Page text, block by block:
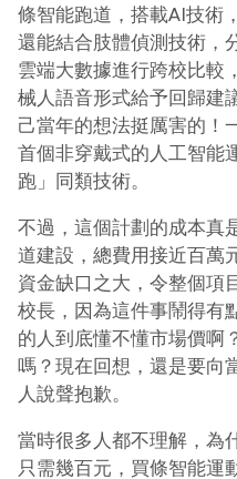
條智能跑道，搭載AI技術
還能結合肢體偵測技術，
雲端大數據進行跨校比較
械人語音形式給予回歸建
己當年的想法挺厲害的！
首個非穿戴式的人工智能
跑」同類技術。
不過，這個計劃的成本真
道建設，總費用接近百萬
資金缺口之大，令整個項
校長，因為這件事鬧得有
的人到底懂不懂市場價啊
嗎？現在回想，還是要向
人說聲抱歉。
當時很多人都不理解，為
只需幾百元，買條智能運